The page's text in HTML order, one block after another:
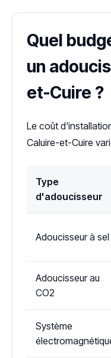
Quel
un
et-Cuire ?
Le coût
Caluire-et-Cuire
Type
d'adoucisseur
Adoucisseur à sel
Adoucisseur au
CO2
Système